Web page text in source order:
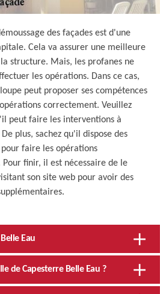
des façades est d'une
Cela va assurer une meilleure
structure. Mais, les profanes ne
les opérations. Dans ce cas,
peut proposer ses compétences
correctement. Veuillez
peut faire les interventions à
plus, sachez qu'il dispose des
faire les opérations
finir, il est nécessaire de le
son site web pour avoir des
Eau
de Capesterre Belle Eau ?